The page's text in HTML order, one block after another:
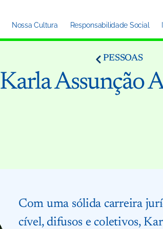
Nossa Cultura Responsabilidade Social
PESSOAS
Karla Assunção
Com uma sólida carreira
cível, difusos e coletivos,